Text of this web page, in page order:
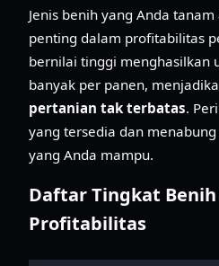
Jenis benih yang Anda
penting dalam profitabilitas
bernilai tinggi menghasilkan
banyak per panen,
pertanian tak terbatas.
yang tersedia dan
yang Anda mampu.
Daftar Tingkat
Profitabilitas